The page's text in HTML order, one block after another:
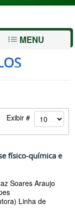
MENU
Exibir #
físico-química e
Soares Araujo
Linha de